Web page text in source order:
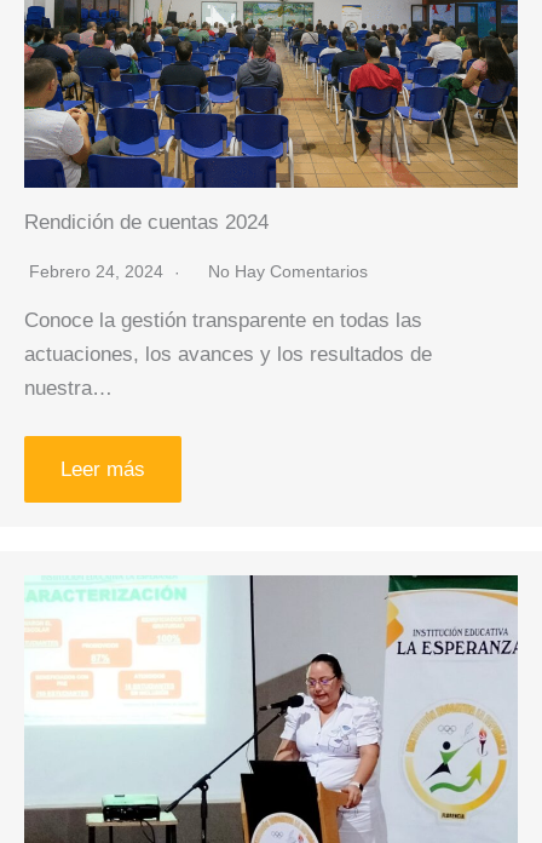
Rendición de cuentas 2024
Febrero 24, 2024 No Hay Comentarios
Conoce la gestión transparente en todas las
actuaciones, los avances y los resultados de
nuestra…
Leer más